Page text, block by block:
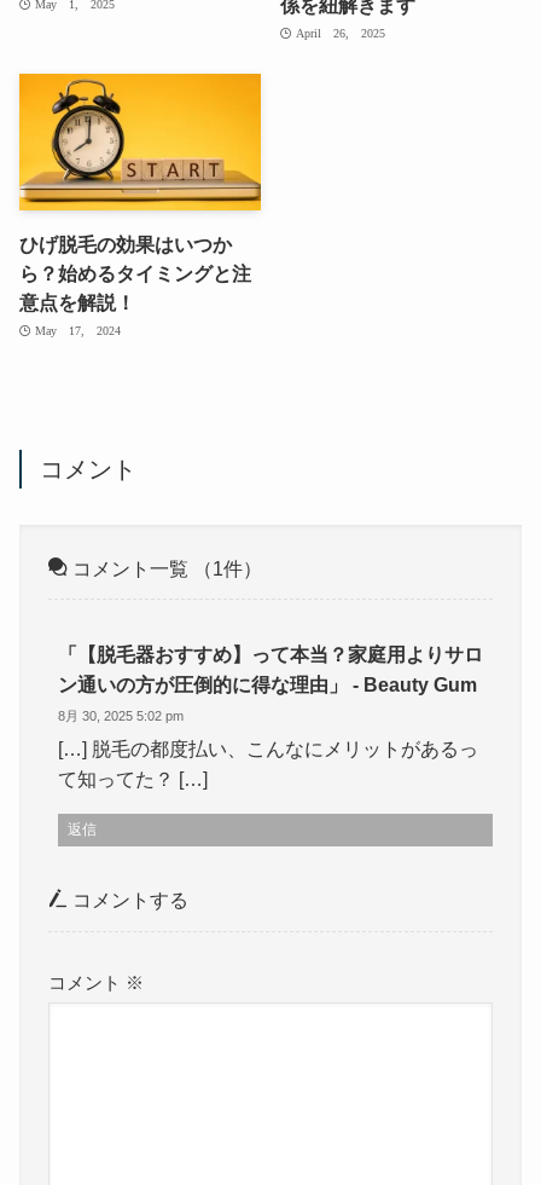
May 1, 2025
April 26, 2025
ひげ脱毛の効果はいつか
ら？始めるタイミングと注
意点を解説！
May 17, 2024
コメント
コメント一覧 （1件）
「【脱毛器おすすめ】って本当？家庭用よりサロ
ン通いの方が圧倒的に得な理由」 - Beauty Gum
8月 30, 2025 5:02 pm
[…] 脱毛の都度払い、こんなにメリットがあるっ
て知ってた？ […]
返信
コメントする
コメント ※